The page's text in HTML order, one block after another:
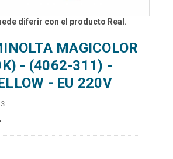
diferir con el producto Real.
MAGICOLOR
- (4062-311) -
- EU 220V